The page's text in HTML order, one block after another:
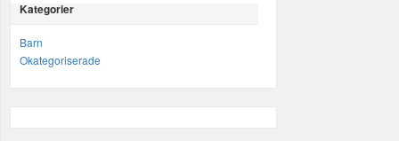
Kategorier
Barn
Okategoriserade